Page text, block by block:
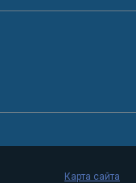
Карта сайта